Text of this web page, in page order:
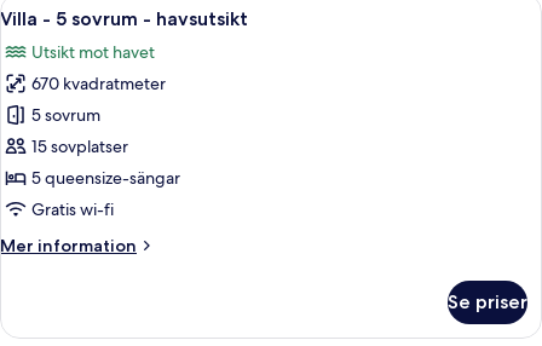
sovrum
havsutsikt
(Luxury)
alla
foton
för
Villa
-
5
sovrum
havsutsikt
17
Villa - 5 sovrum - havsutsikt
Utsikt mot havet
670 kvadratmeter
5 sovrum
15 sovplatser
5 queensize-sängar
Gratis wi-fi
Mer information
Mer
-
Se priser